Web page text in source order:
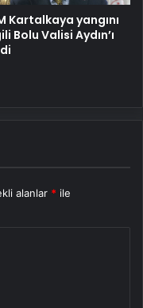
Kartalkaya yangını
Bolu Valisi Aydın’ı
alanlar * ile